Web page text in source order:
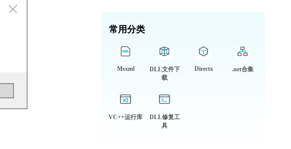
常用分类
Msxml
DLL文件下
载
Directx .net合集
VC++运行库
DLL修复工
具